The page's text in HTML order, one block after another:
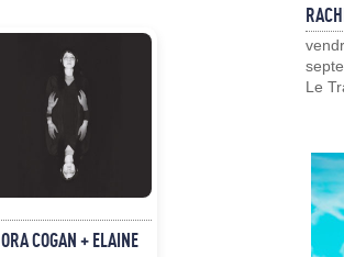
ORA COGAN + ELAINE
Le